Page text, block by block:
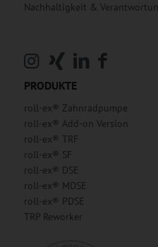
Nachhaltigkeit &
PRODUKTE
roll-ex® Zahnradpumpe
roll-ex® Add-on Version
roll-ex® TRF
roll-ex® SF
roll-ex® DSE
roll-ex® MDSE
roll-ex® PDSE
TRP Reworker